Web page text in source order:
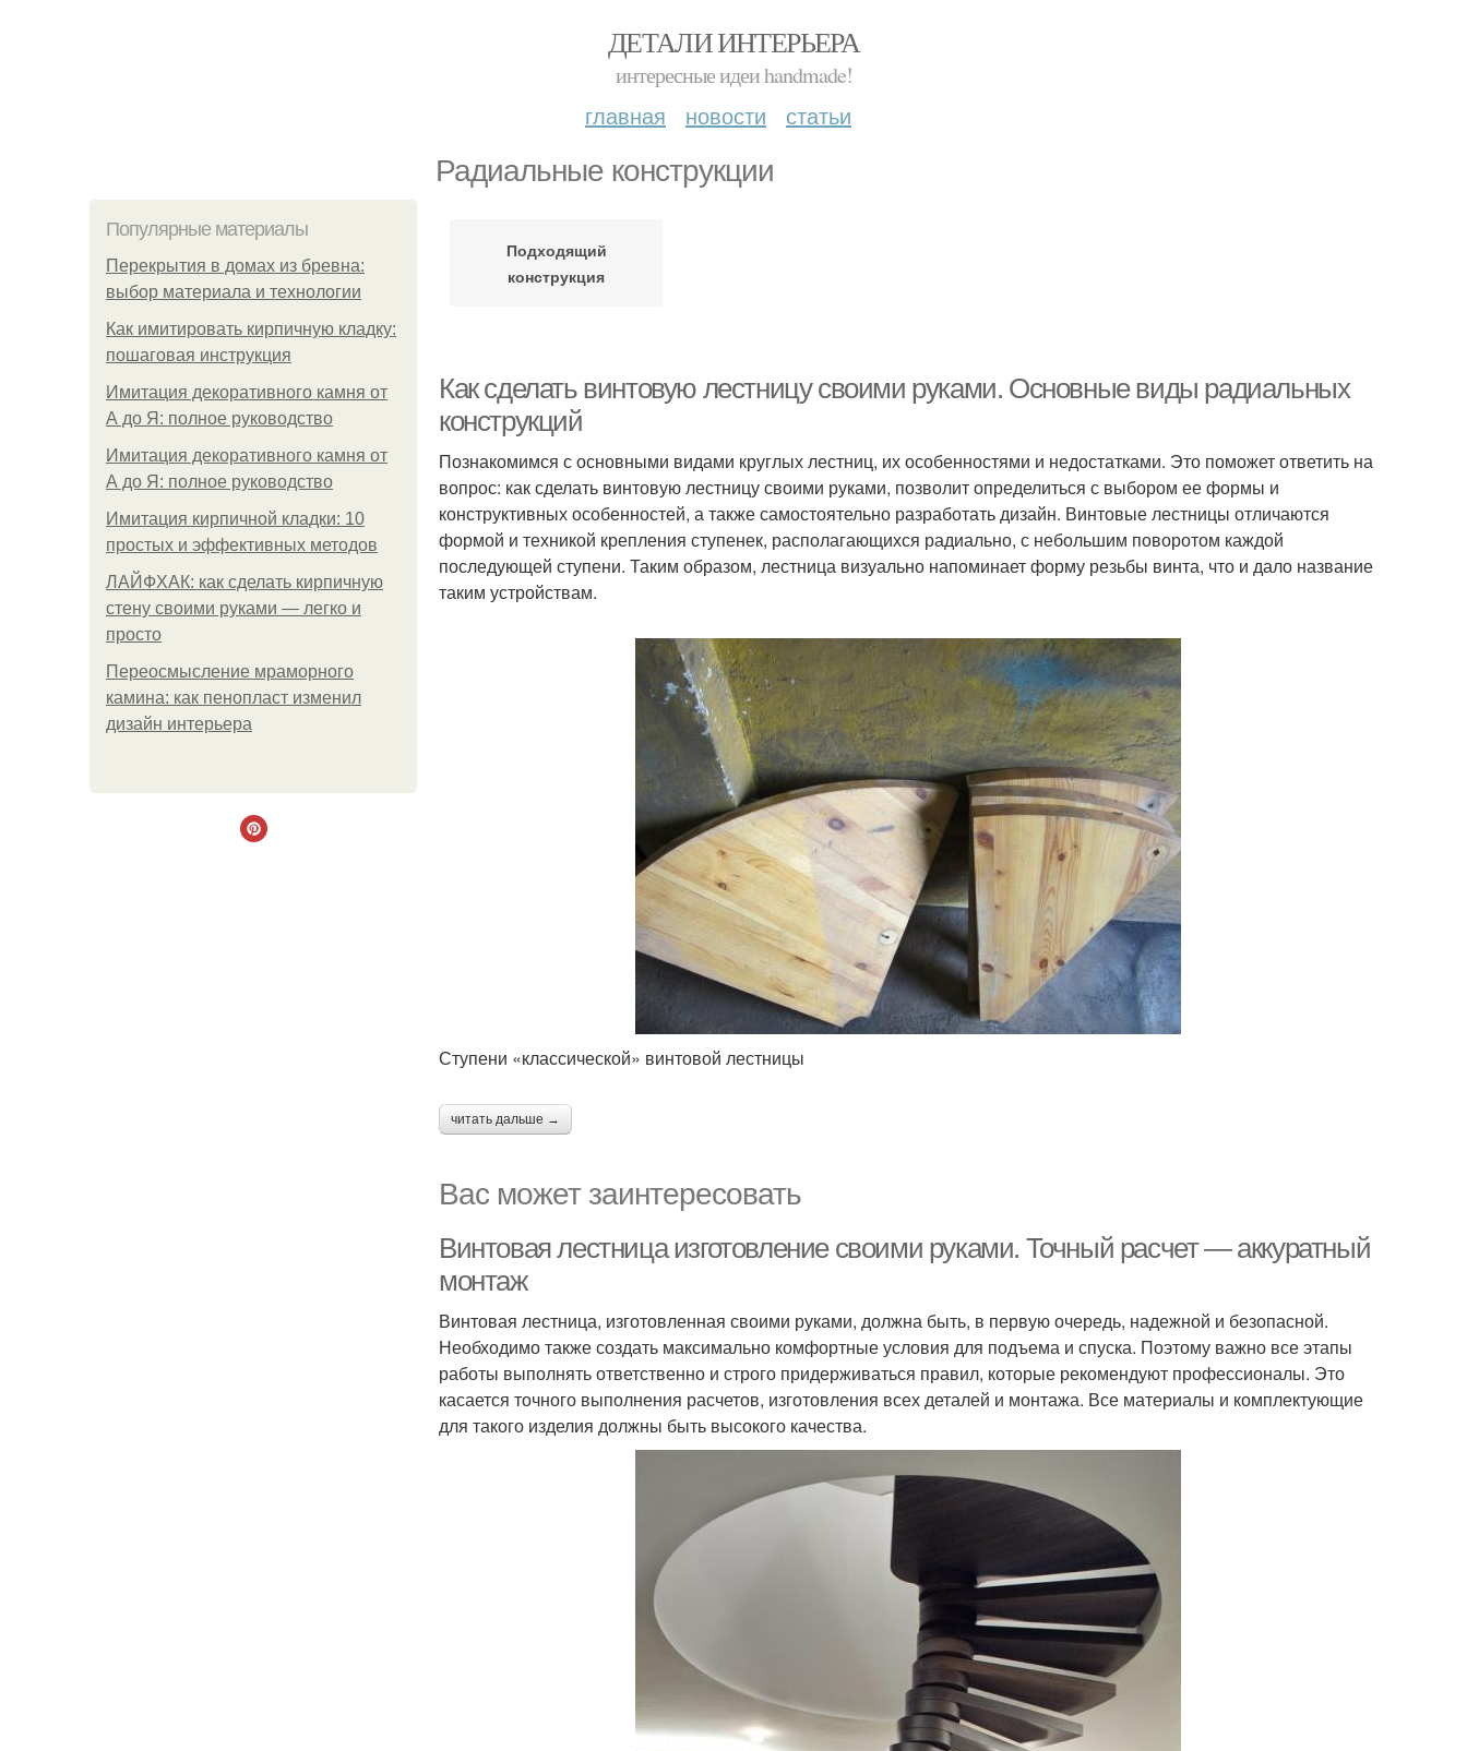
ДЕТАЛИ ИНТЕРЬЕРА
интересные идеи handmade!
главная новости статьи
Радиальные конструкции
Популярные материалы
Перекрытия в домах из бревна:
выбор материала и технологии
Как имитировать кирпичную кладку:
пошаговая инструкция
Имитация декоративного камня от
А до Я: полное руководство
Имитация декоративного камня от
А до Я: полное руководство
Имитация кирпичной кладки: 10
простых и эффективных методов
ЛАЙФХАК: как сделать кирпичную
стену своими руками — легко и
просто
Переосмысление мраморного
камина: как пенопласт изменил
дизайн интерьера
Подходящий
конструкция
Как сделать винтовую лестницу своими руками. Основные виды радиальных
конструкций
Познакомимся с основными видами круглых лестниц, их особенностями и недостатками. Это поможет ответить на
вопрос: как сделать винтовую лестницу своими руками, позволит определиться с выбором ее формы и
конструктивных особенностей, а также самостоятельно разработать дизайн. Винтовые лестницы отличаются
формой и техникой крепления ступенек, располагающихся радиально, с небольшим поворотом каждой
последующей ступени. Таким образом, лестница визуально напоминает форму резьбы винта, что и дало название
таким устройствам.
Ступени «классической» винтовой лестницы
читать дальше →
Вас может заинтересовать
Винтовая лестница изготовление своими руками. Точный расчет — аккуратный
монтаж
Винтовая лестница, изготовленная своими руками, должна быть, в первую очередь, надежной и безопасной.
Необходимо также создать максимально комфортные условия для подъема и спуска. Поэтому важно все этапы
работы выполнять ответственно и строго придерживаться правил, которые рекомендуют профессионалы. Это
касается точного выполнения расчетов, изготовления всех деталей и монтажа. Все материалы и комплектующие
для такого изделия должны быть высокого качества.